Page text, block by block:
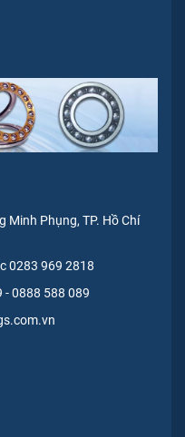
Minh Phụng, TP. Hồ Chí
0283 969 2818
-0888 588 089